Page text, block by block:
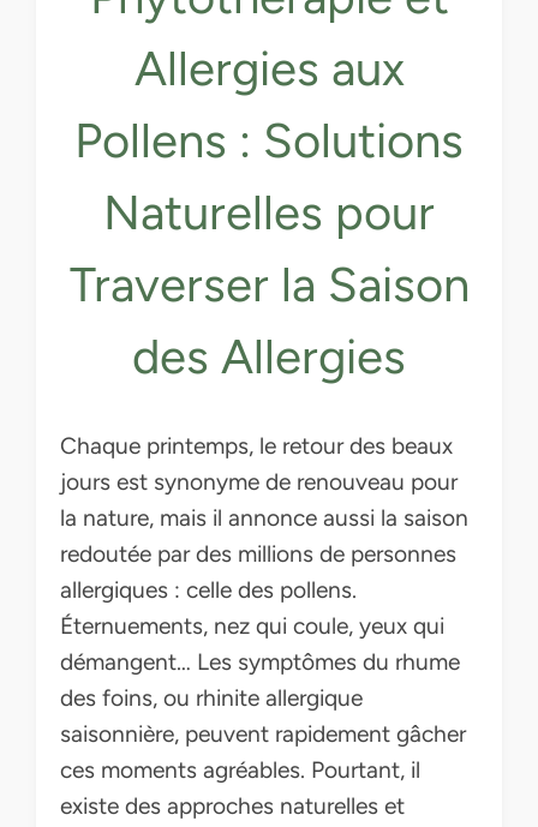
Allergies aux
Pollens : Solutions
Naturelles pour
Traverser la Saison
des Allergies
Chaque printemps, le retour des beaux
jours est synonyme de renouveau pour
la nature, mais il annonce aussi la saison
redoutée par des millions de personnes
allergiques : celle des pollens.
Éternuements, nez qui coule, yeux qui
démangent… Les symptômes du rhume
des foins, ou rhinite allergique
saisonnière, peuvent rapidement gâcher
ces moments agréables. Pourtant, il
existe des approches naturelles et